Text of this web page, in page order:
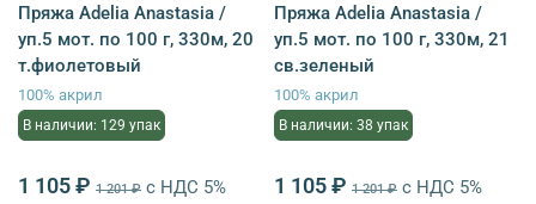
Пряжа Adelia Anastasia /
уп.5 мот. по 100 г, 330м, 20
т.фиолетовый
100% акрил
В наличии: 129 упак
1 105 ₽ 1 201 ₽ с НДС 5%
Пряжа Adelia Anastasia /
уп.5 мот. по 100 г, 330м, 21
св.зеленый
100% акрил
В наличии: 38 упак
1 105 ₽ 1 201 ₽ с НДС 5%